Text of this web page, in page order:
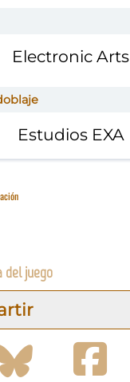
Electronic Arts
Estudios EXA
del juego